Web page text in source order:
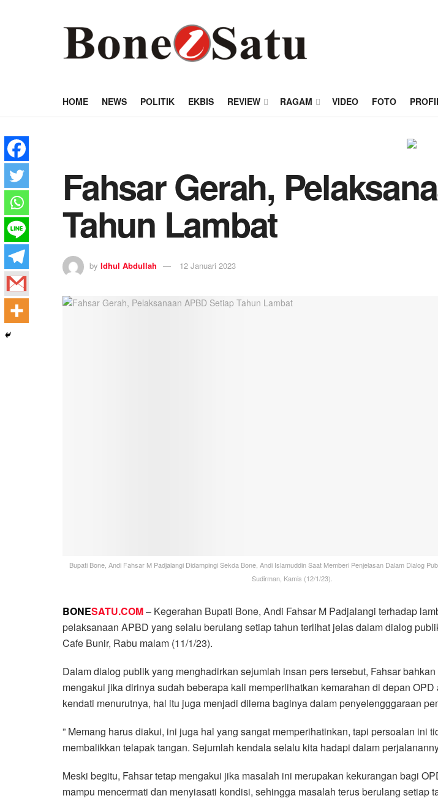
HOME NEWS POLITIK EKBIS REVIEW RAGAM VIDEO FOTO
Fahsar Gerah,
Tahun Lambat
by Idhul Abdullah 12 Januari 2023
Bupati Bone, Andi Fahsar M Padjalangi Didampingi Sekda Bone, Andi Islamuddin Saat Memberi Penjelasan Dalam Dialog
Sudirman, Kamis (12/1/23).
BONESATU.COM– Kegerahan Bupati Bone, Andi Fahsar M Padjalangi terhadap
pelaksanaan APBD yang selalu berulang setiap tahun terlihat jelas dalam dialog
Cafe Bunir, Rabu malam (11/1/23).
Dalam dialog publik yang menghadirkan sejumlah insan pers tersebut, Fahsar
mengakui jika dirinya sudah beberapa kali memperlihatkan kemarahan di depan
kendati menurutnya, hal itu juga menjadi dilema baginya dalam penyelengggaraan
” Memang harus diakui, ini juga hal yang sangat memperihatinkan, tapi persoalan ini
membalikkan telapak tangan. Sejumlah kendala selalu kita hadapi dalam
Meski begitu, Fahsar tetap mengakui jika masalah ini merupakan kekurangan bagi
mampu mencermati dan menyiasati kondisi, sehingga masalah terus berulang setiap